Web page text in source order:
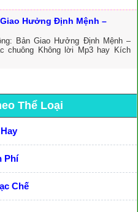
Hưởng Định Mệnh –
Bản Giao Hưởng Định Mệnh –
chuông Không lời Mp3 hay Kích
Thể Loại
Phí
Chế